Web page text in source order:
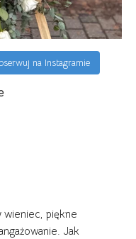
na Instagramie
wieniec, piękne
Jak